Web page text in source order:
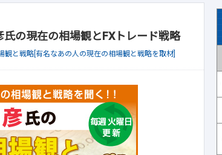
氏の現在の相場観とFXトレード戦略
観と戦略[有名なあの人の現在の相場観と戦略を取材]